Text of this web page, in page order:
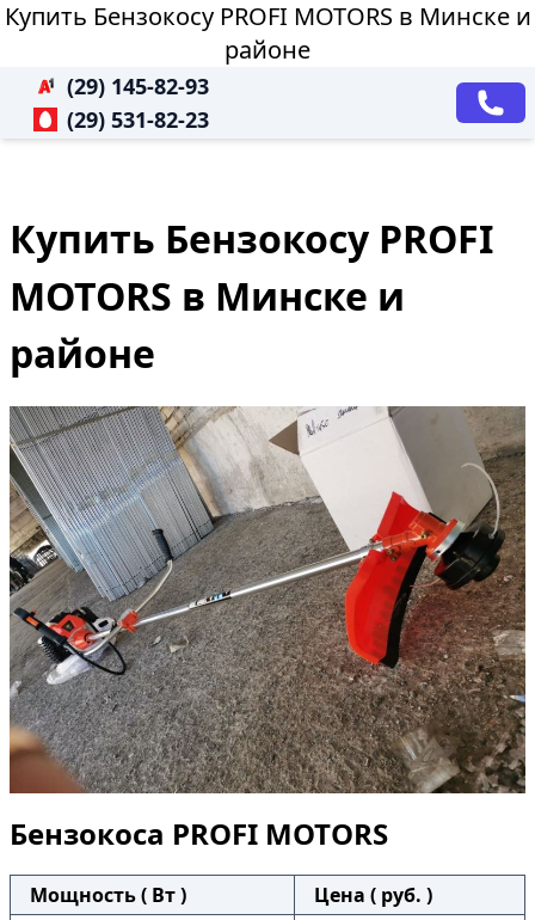
Купить Бензокосу PROFI MOTORS в Минске и
районе
(29) 145-82-93
(29) 531-82-23
Купить Бензокосу PROFI
MOTORS в Минске и
районе
Бензокоса PROFI MOTORS
Мощность ( Вт )
Цена ( руб. )